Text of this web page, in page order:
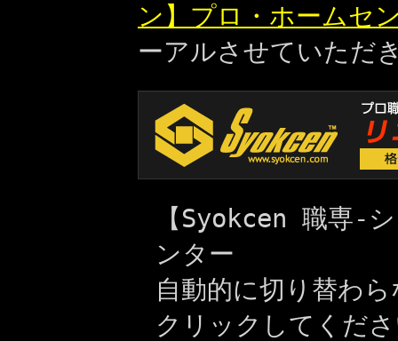
ン】プロ・ホームセ
ーアルさせていただ
【Syokcen 職専-
ンター
自動的に切り替わ
クリックしてくだ